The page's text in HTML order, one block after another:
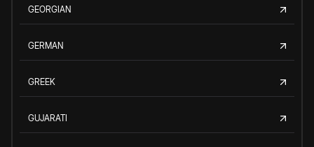
GEORGIAN
GERMAN
GREEK
GUJARATI